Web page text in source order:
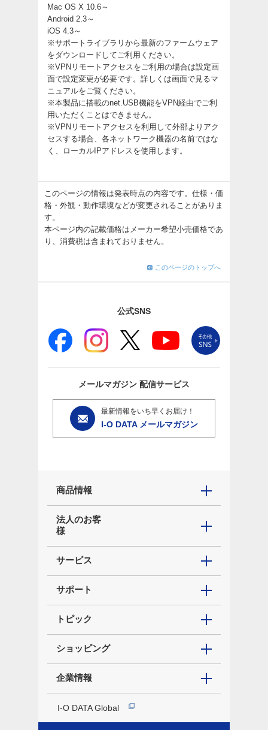
Mac OS X 10.6～
Android 2.3～
iOS 4.3～
※サポートライブラリから最新のファームウェア
をダウンロードしてご利用ください。
※VPNリモートアクセスをご利用の場合は設定画
面で設定変更が必要です。詳しくは画面で見るマ
ニュアルをご覧ください。
※本製品に搭載のnet.USB機能をVPN経由でご利
用いただくことはできません。
※VPNリモートアクセスを利用して外部よりアク
セスする場合、各ネットワーク機器の名前ではな
く、ローカルIPアドレスを使用します。
このページの情報は発表時点の内容です。仕様・価
格・外観・動作環境などが変更されることがありま
す。
本ページ内の記載価格はメーカー希望小売価格であ
り、消費税は含まれておりません。
このページのトップへ
公式SNS
メールマガジン 配信サービス
最新情報をいち早くお届け！
I-O DATA メールマガジン
商品情報
法人のお客
様
サービス
サポート
トピック
ショッピング
企業情報
I-O DATA Global